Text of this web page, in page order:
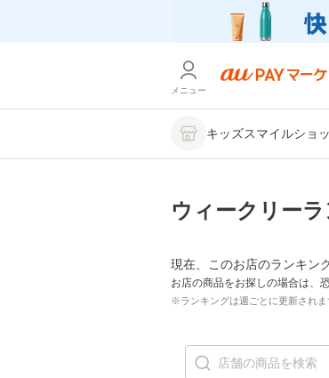
メニュー
キッズスマイルショ
ウィークリー
現在、このお店のランキン
お店の商品をお探しの場合は、
※ランキングは週ごとに更新されま